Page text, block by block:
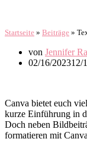
Startseite » Beiträge »
von Jennifer
02/16/202312/
Canva bietet euch
kurze Einführung in
Doch neben
formatieren mit